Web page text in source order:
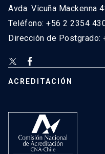
Avda. Vicuña Mackenna
Teléfono: +56 2 2354
Dirección de Postgrado:
ACREDITACIÓN